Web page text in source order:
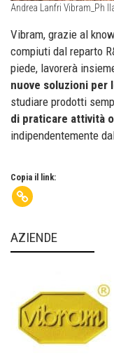
Andrea Lanfri Vibram_Ph
Vibram, grazie al
compiuti dal reparto
piede, lavorerà
nuove soluzioni per
studiare prodotti
di praticare attività
indipendentemente
Copia il link:
AZIENDE